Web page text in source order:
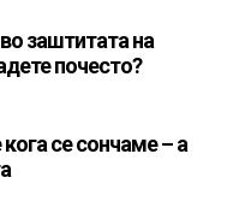
заштитата на
почесто?
се сончаме – а